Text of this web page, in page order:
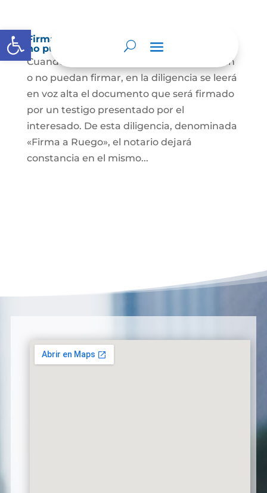
Abrir barra de herramientas
Firma a Ruego – Personas que no saben o
no puede firmar
Cuando se trate de personas que no sepan
o no puedan firmar, en la diligencia se leerá
en voz alta el documento que será firmado
por un testigo presentado por el
interesado. De esta diligencia, denominada
«Firma a Ruego», el notario dejará
constancia en el mismo...